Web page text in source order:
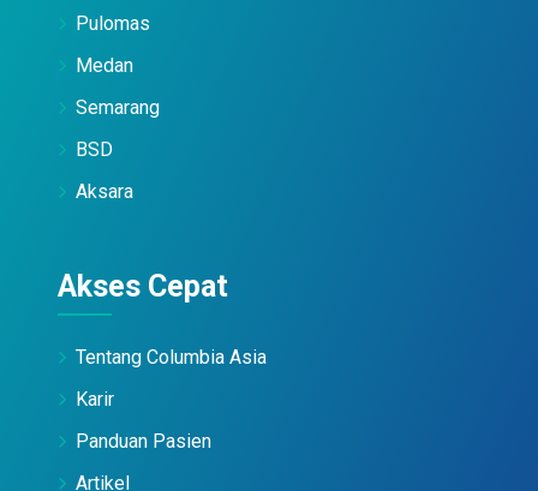
Pulomas
Medan
Semarang
BSD
Aksara
Akses Cepat
Tentang Columbia Asia
Karir
Panduan Pasien
Artikel